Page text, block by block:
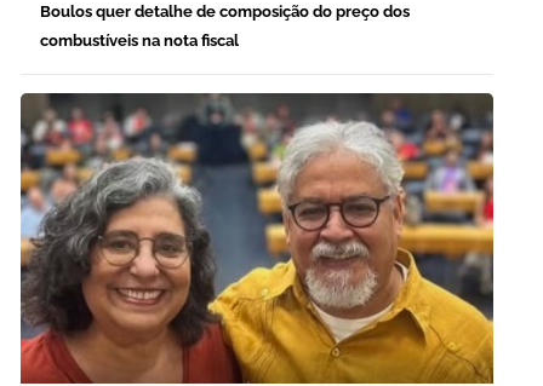
Boulos quer detalhe de composição do preço dos
combustíveis na nota fiscal